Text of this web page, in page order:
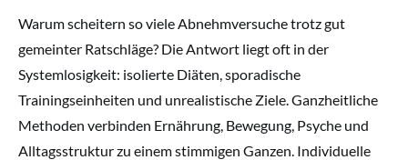
Warum scheitern so viele Abnehmversuche trotz gut
gemeinter Ratschläge? Die Antwort liegt oft in der
Systemlosigkeit: isolierte Diäten, sporadische
Trainingseinheiten und unrealistische Ziele. Ganzheitliche
Methoden verbinden Ernährung, Bewegung, Psyche und
Alltagsstruktur zu einem stimmigen Ganzen. Individuelle